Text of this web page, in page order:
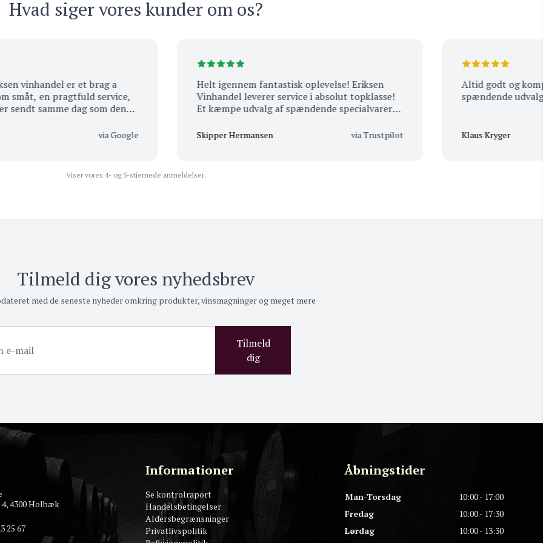
Hvad siger vores kunder om os?
er et brag a
en pragtfuld service,
samme dag som den
samme dag som de
mange lære a) god dag.
via Google
Helt igennem fantastisk oplevelse! Eriksen
Vinhandel leverer service i absolut topklasse!
Et kæmpe udvalg af spændende specialvarer
smil, engagement og imponerende viden. Man
ud – og som man simpelthen må besøge igen
og igen. En klar favorit!
Skipper Hermansen via Trustpilot
Altid godt og
spændende udvalg
Klaus Kryger
Viser vores 4- og 5-stjernede anmeldelser.
Tilmeld dig vores nyhedsbrev
med de seneste nyheder omkring produkter, vinsmagninger og meget mere
Tilmeld
dig
4300 Holbæk
25 67
Informationer
Se kontrolraport
Handelsbetingelser
Aldersbegrænsninger
Privatlivspolitik
Åbningstider
Man-Torsdag
10:00 - 17:00
Fredag
10:00 - 17:30
Lørdag
10:00 - 13:30